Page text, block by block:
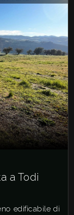
a Todi
edificabile di